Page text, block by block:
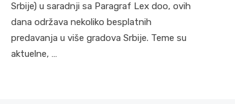
Srbije) u saradnji sa Paragraf Lex doo, ovih
dana održava nekoliko besplatnih
predavanja u više gradova Srbije. Teme su
aktuelne, …